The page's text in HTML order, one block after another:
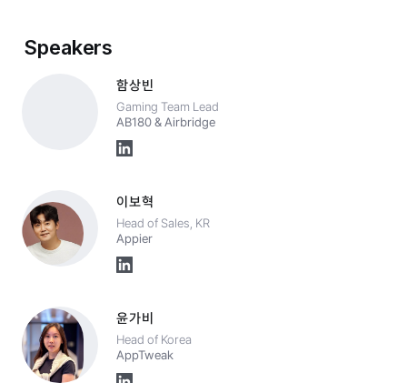
Speakers
함상빈
Gaming Team Lead
AB180 & Airbridge
이보혁
Head of Sales, KR
Appier
윤가비
Head of Korea
AppTweak